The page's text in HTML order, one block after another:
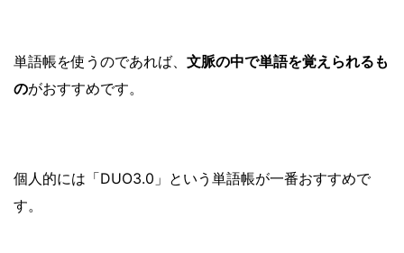
単語帳を使うのであれば、 文脈の中で単語を覚えられるも
のがおすすめです。
個人的には「DUO3.0」という単語帳が一番おすすめで
す。